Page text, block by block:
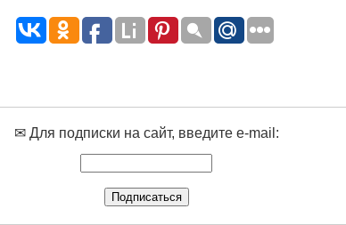
✉ Для подписки на сайт, введите e-mail: